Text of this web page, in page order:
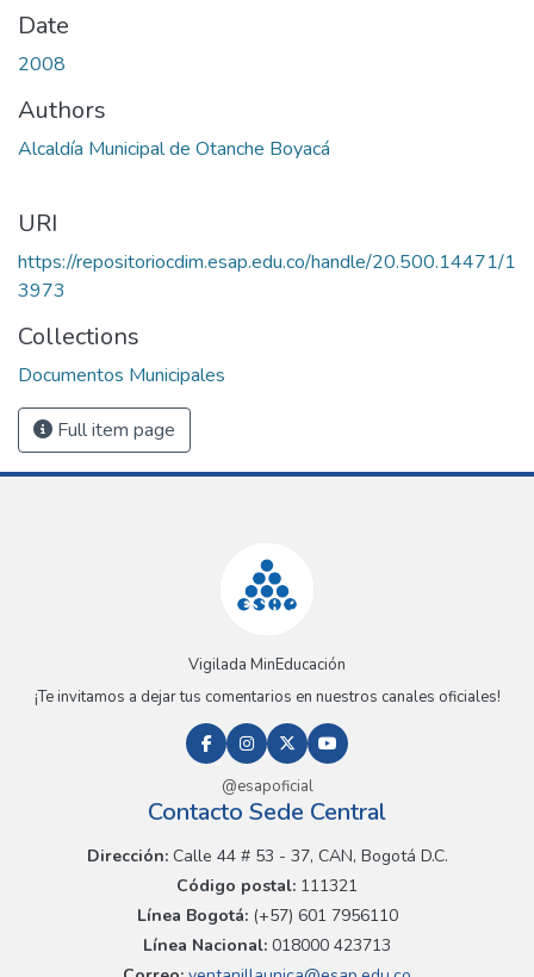
Date
2008
Authors
Alcaldía Municipal de Otanche Boyacá
URI
https://repositoriocdim.esap.edu.co/handle/20.500.14471/1
3973
Collections
Documentos Municipales
Full item page
Vigilada MinEducación
¡Te invitamos a dejar tus comentarios en nuestros canales oficiales!
@esapoficial
Contacto Sede Central
Dirección:Calle 44 # 53 - 37, CAN, Bogotá D.C.
Código postal: 111321
Línea Bogotá:(+57) 601 7956110
Línea Nacional: 018000 423713